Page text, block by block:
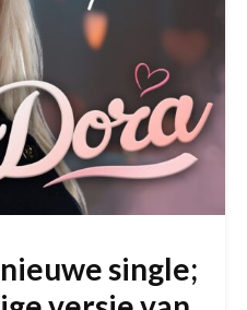
single;